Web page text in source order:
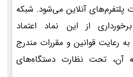
پلتفرم‌های آنلاین می‌شود. شبکه
از این نماد اعتماد
به رعایت قوانین و مقررات مندرج
آن، تحت نظارت دستگاه‌های